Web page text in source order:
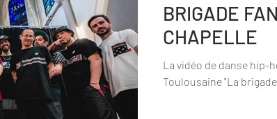
BRIGADE
CHAPELLE
La vidéo de danse hip-
Toulousaine "La